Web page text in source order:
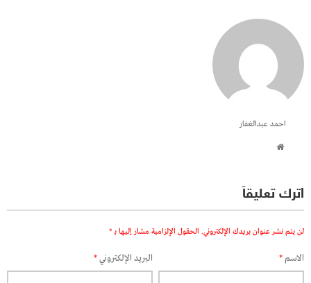
احمد عبدالغفار
اترك تعليقاً
لن يتم نشر عنوان بريدك الإلكتروني. الحقول الإلزامية مشار إليها بـ *
الاسم* البريد الإلكتروني*